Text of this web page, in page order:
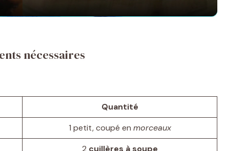
y
e
nécessaires
Quantité
1 petit, coupé en morceaux
2 cuillères à soupe